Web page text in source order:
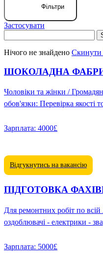
Фільтри
Застосувати
Нічого не знайдено Скинути
ШОКОЛАДНА ФАБРИКА
Чоловіки та жінки / Громадяни РФ, Узбекистану, Таджикистану,
обов'язки: Перевірка
Зарплата: 4000£
Відгукнутись на вакансію
ПІДГОТОВКА
Для ремонтних робіт по всій Англії потрібні
Зарплата: 5000£